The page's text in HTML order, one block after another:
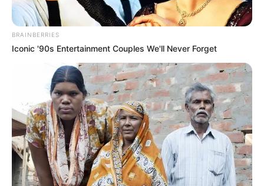
BRAINBERRIES
Iconic '90s Entertainment Couples We'll Never Forget